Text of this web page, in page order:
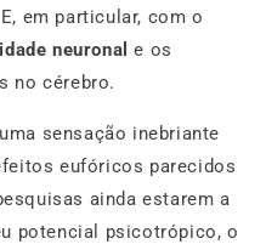
em particular, com o
neuronale os
no cérebro.
sensação inebriante
eufóricos parecidos
ainda estarem a
potencial psicotrópico, o